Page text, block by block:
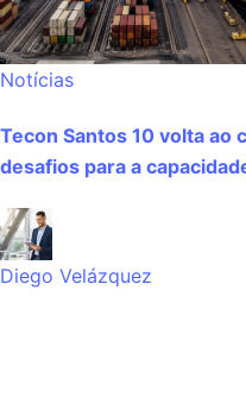
Notícias
Tecon Santos 10 volta ao
desafios para a
Diego Velázquez